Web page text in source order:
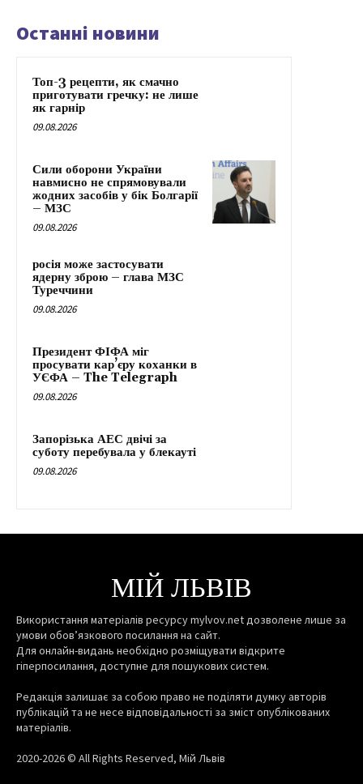
Останні новини
Топ-3 рецепти, як смачно
приготувати гречку: не лише
як гарнір
09.08.2026
Сили оборони України
навмисно не спрямовували
жодних засобів у бік Болгарії
– МЗС
09.08.2026
росія може застосувати
ядерну зброю – глава МЗС
Туреччини
09.08.2026
Президент ФІФА міг
просувати кар’єру коханки в
УЄФА – The Telegraph
09.08.2026
Запорізька АЕС двічі за
суботу перебувала у блекауті
09.08.2026
МІЙ ЛЬВІВ
Використання матеріалів ресурсу mylvov.net дозволене лише за
умови обов’язкового посилання на сайт.
Для онлайн-видань необхідно розміщувати відкрите
гіперпосилання, доступне для пошукових систем.
Редакція залишає за собою право не поділяти думку авторів
публікацій та не несе відповідальності за зміст опублікованих
матеріалів.
2020-2026 © All Rights Reserved, Мій Львів